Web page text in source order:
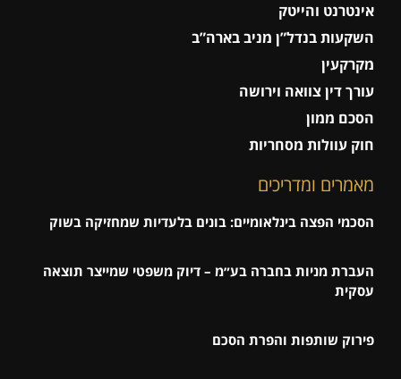
אינטרנט והייטק
השקעות בנדל”ן מניב בארה”ב
מקרקעין
עורך דין צוואה וירושה
הסכם ממון
חוק עוולות מסחריות
מאמרים ומדריכים
הסכמי הפצה בינלאומיים: בונים בלעדיות שמחזיקה בשוק
העברת מניות בחברה בע״מ – דיוק משפטי שמייצר תוצאה
עסקית
פירוק שותפות והפרת הסכם